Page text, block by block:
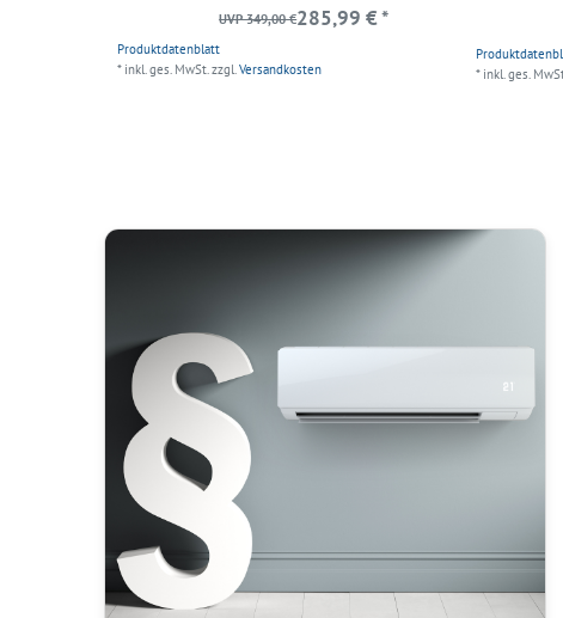
Produktdatenblatt
UVP 349,00 €285,99 € *
* inkl. ges. MwSt.zzgl.Versandkosten * inkl. ges.